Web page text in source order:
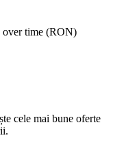
over time (RON)
cele mai bune oferte